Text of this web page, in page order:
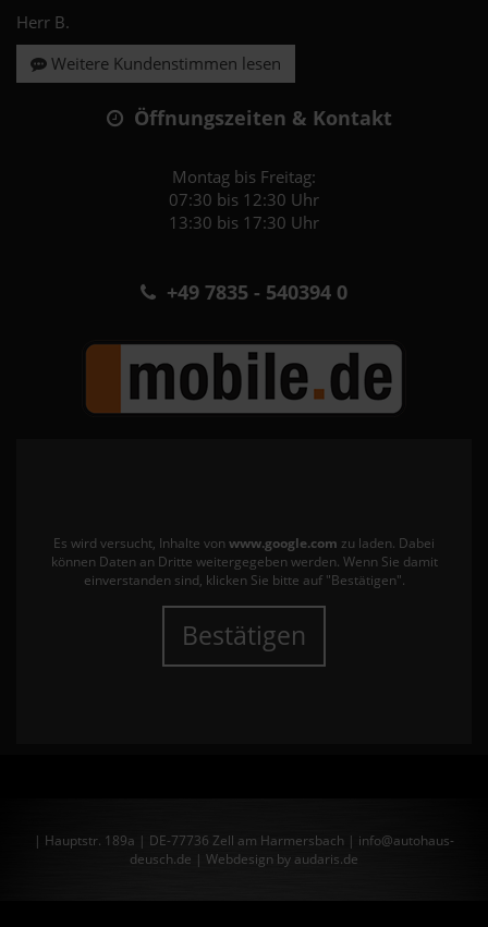
Herr B.
Weitere Kundenstimmen lesen
Öffnungszeiten & Kontakt
Montag bis Freitag:
07:30 bis 12:30 Uhr
13:30 bis 17:30 Uhr
+49 7835 - 540394 0
Es wird versucht, Inhalte von www.google.com zu laden. Dabei
können Daten an Dritte weitergegeben werden. Wenn Sie damit
einverstanden sind, klicken Sie bitte auf "Bestätigen".
Bestätigen
| Hauptstr. 189a | DE-77736 Zell am Harmersbach | info@autohaus-
deusch.de | Webdesign by audaris.de